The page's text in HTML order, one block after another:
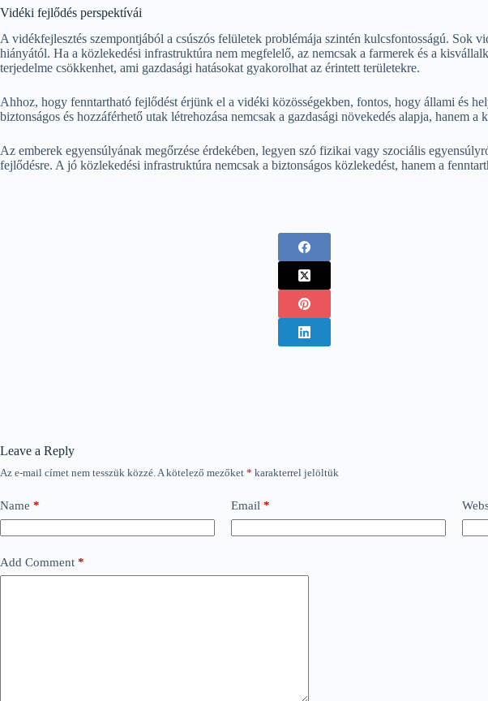
Vidéki fejlődés perspektívái
A vidékfejlesztés szempontjából a csúszós felületek problémája szintén kulcsfontosságú. Sok
hiányától. Ha a közlekedési infrastruktúra nem megfelelő, az nemcsak a farmerek és a
terjedelme csökkenhet, ami gazdasági hatásokat gyakorolhat az érintett területekre.
Ahhoz, hogy fenntartható fejlődést érjünk el a vidéki közösségekben, fontos, hogy állami és
biztonságos és hozzáférhető utak létrehozása nemcsak a gazdasági növekedés alapja, hanem a
Az emberek egyensúlyának megőrzése érdekében, legyen szó fizikai vagy szociális
fejlődésre. A jó közlekedési infrastruktúra nemcsak a biztonságos közlekedést, hanem a
Leave a Reply
Az e-mail címet nem tesszük közzé.A kötelező mezőket * karakterrel jelöltük
Name * Email *
Add Comment *